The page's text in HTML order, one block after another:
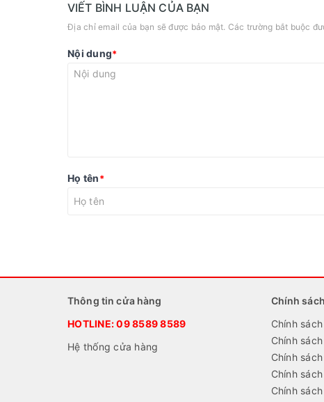
VIẾT BÌNH LUẬN CỦA BẠN
Địa chỉ email của bạn sẽ được bảo mật. Các trường bắt buộc
Nội dung*
Họ tên*
Thông tin cửa hàng
HOTLINE:09 8589 8589
Hệ thống cửa hàng
Chính sách
Chính
Chính
Chính
Chính
Chính